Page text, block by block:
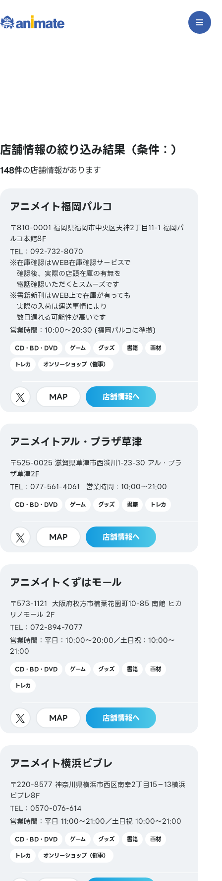
店舗情報の絞り込み結果（条件：）
148件の店舗情報があります
アニメイト福岡パルコ
〒810-0001 福岡県福岡市中央区天神2丁目11-1 福岡パ
ルコ本館8F
TEL：092-732-8070
※在庫確認はWEB在庫確認サービスで
確認後、実際の店頭在庫の有無を
電話確認いただくとスムーズです
※書籍新刊はWEB上で在庫が有っても
実際の入荷は運送事情により
数日遅れる可能性が高いです
営業時間：10:00～20:30 (福岡パルコに準拠)
CD・BD・DVD ゲーム グッズ 書籍
画材
トレカ
オンリーショップ（催事）
MAP 店舗情報へ
アニメイトアル・プラザ草津
〒525-0025 滋賀県草津市西渋川1-23-30 アル・プラ
ザ草津2F
TEL：077-561-4061
営業時間：10:00～21:00
CD・BD・DVD ゲーム グッズ 書籍 トレカ
MAP 店舗情報へ
アニメイトくずはモール
〒573-1121 大阪府枚方市楠葉花園町10-85 南館 ヒカ
リノモール 2F
TEL：072-894-7077
営業時間：平日：10:00～20:00／土日祝：10:00～
21:00
CD・BD・DVD ゲーム グッズ 書籍
画材
トレカ
MAP 店舗情報へ
アニメイト横浜ビブレ
〒220-8577 神奈川県横浜市西区南幸2丁目15−13横浜
ビブレ8F
TEL：0570-076-614
営業時間：平日 11:00～21:00／土日祝 10:00～21:00
CD・BD・DVD ゲーム グッズ 書籍
画材
トレカ
オンリーショップ（催事）